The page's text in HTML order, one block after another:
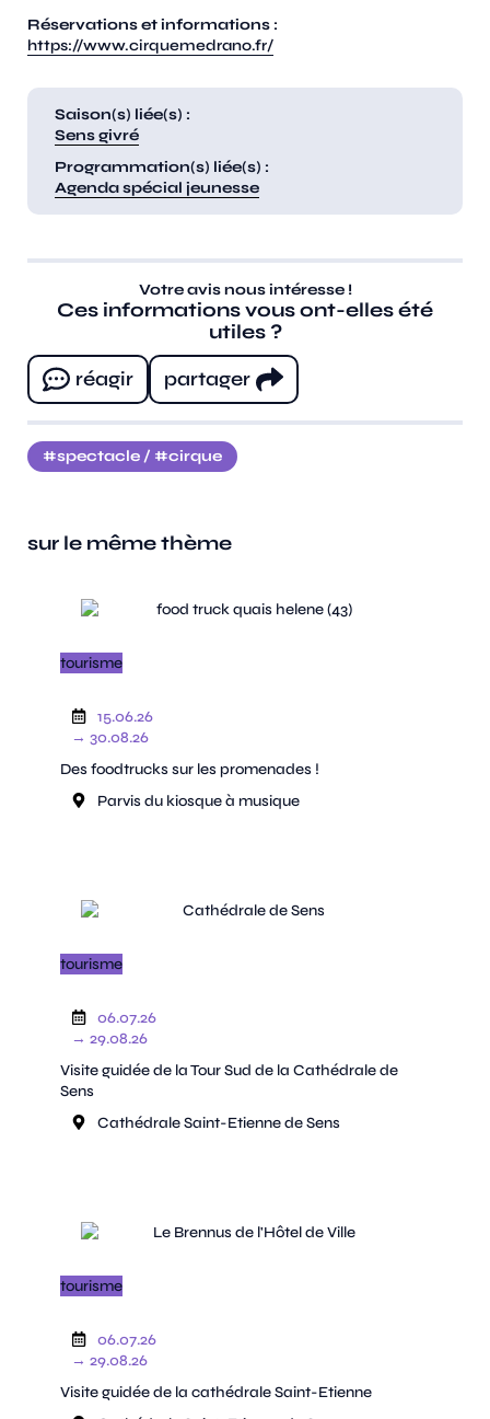
Réservations et informations :
https://www.cirquemedrano.fr/
Saison(s) liée(s) :
Sens givré
Programmation(s) liée(s) :
Agenda spécial jeunesse
Votre avis nous intéresse !
Ces informations vous ont-elles été
utiles ?
réagir
partager
spectacle / cirque
sur le même thème
tourisme
15.06.26
→ 30.08.26
Des foodtrucks sur les promenades !
Parvis du kiosque à musique
tourisme
06.07.26
→ 29.08.26
Visite guidée de la Tour Sud de la Cathédrale de
Sens
Cathédrale Saint-Etienne de Sens
tourisme
06.07.26
→ 29.08.26
Visite guidée de la cathédrale Saint-Etienne